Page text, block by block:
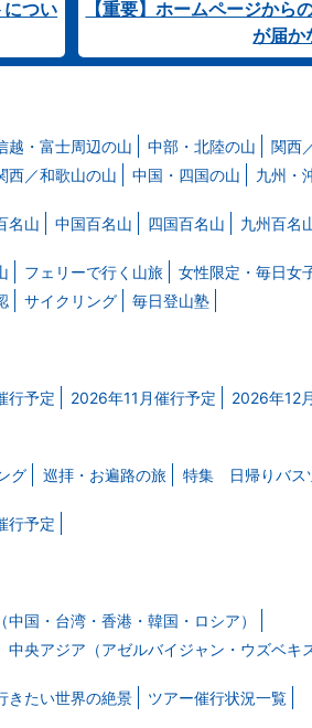
つい
【重要】ホームページから
が届か
越・富士周辺の山 中部・北陸の山 関西
西／和歌山の山 中国・四国の山 九州・
名山 中国百名山 四国百名山 九州百名
フェリーで行く山旅 女性限定・毎日女
サイクリング 毎日登山塾
行予定 2026年11月催行予定 2026年12
グ 巡拝・お遍路の旅 特集 日帰りバス
行予定
中国・台湾・香港・韓国・ロシア）
中央アジア（アゼルバイジャン・ウズベキ
きたい世界の絶景 ツアー催行状況一覧